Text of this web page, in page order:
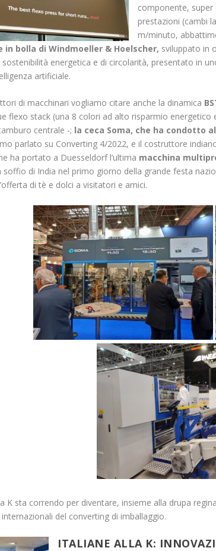
componente,
prestazioni (cambi
m/minuto,
in bolla di Windmoeller & Hoelscher, sviluppato in
sostenibilità energetica e di circolarità, presentato in
artificiale.
di macchinari vogliamo citare anche la dinamica
flexo stack (una 8 colori ad alto risparmio
centrale -; la ceca Soma, che ha condotto
parlato su Converting 4/2022, e il costruttore
ha portato a Duesseldorf l’ultima macchina
soffio di India nel primo giorno della grande festa
di tè e dolci a visitatori e amici.
K sta correndo per diventare, insieme alla drupa
del converting di imballaggio.
ITALIANE ALLA K: